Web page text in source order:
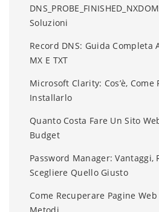
Soluzioni
Record DNS: Guida Completa
MX E TXT
Microsoft Clarity: Cos’è, Come
Installarlo
Quanto Costa Fare Un Sito
Budget
Password Manager: Vantaggi,
Scegliere Quello Giusto
Come Recuperare Pagine